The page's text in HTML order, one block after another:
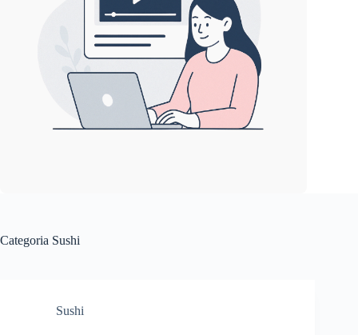
Categoria Sushi
Sushi